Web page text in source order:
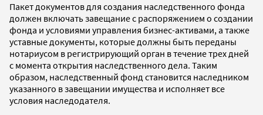
Пакет документов для создания наследственного фонда
должен включать завещание с распоряжением о создании
фонда и условиями управления бизнес-активами, а также
уставные документы, которые должны быть переданы
нотариусом в регистрирующий орган в течение трех дней
с момента открытия наследственного дела. Таким
образом, наследственный фонд становится наследником
указанного в завещании имущества и исполняет все
условия наследодателя.